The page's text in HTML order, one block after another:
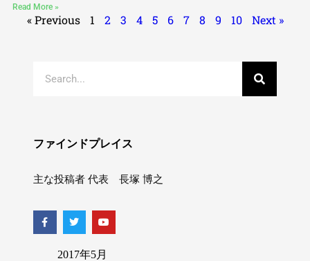
Read More »
« Previous 1 2 3 4 5 6 7 8 9 10 Next »
ファインドプレイス
主な投稿者 代表 長塚 博之
2017年5月